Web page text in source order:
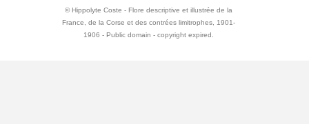
© Hippolyte Coste - Flore descriptive et illustrée de la
France, de la Corse et des contrées limitrophes, 1901-
1906 - Public domain - copyright expired.